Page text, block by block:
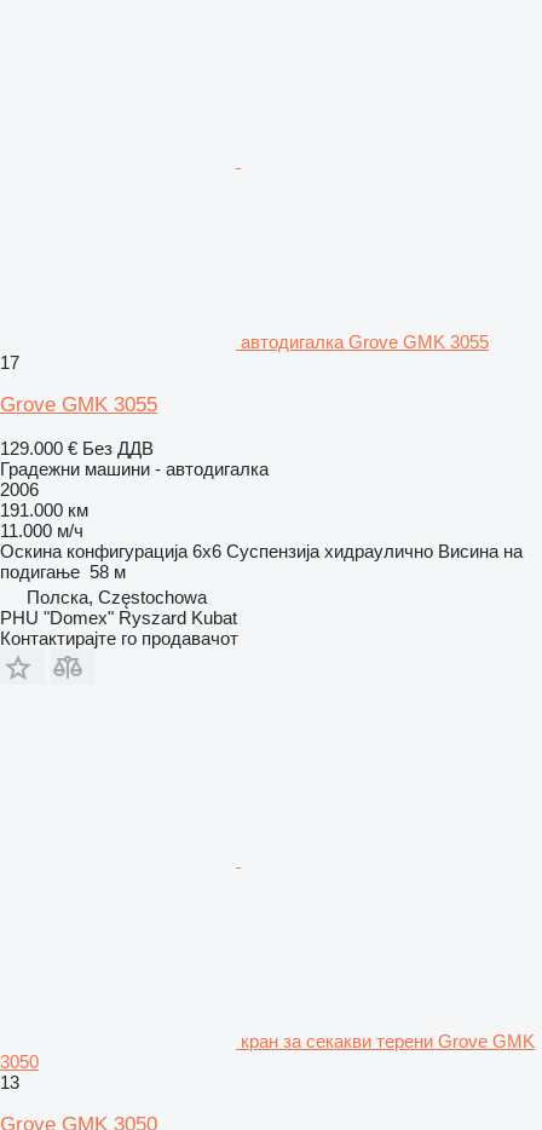
автодигалка Grove GMK 3055
17
Grove GMK 3055
129.000 € Без ДДВ
Градежни машини - автодигалка
2006
191.000 км
11.000 м/ч
Оскина конфигурација 6x6 Суспензија хидраулично Висина на
подигање 58 м
Полска, Częstochowa
PHU "Domex" Ryszard Kubat
Контактирајте го продавачот
кран за секакви терени Grove GMK
3050
13
Grove GMK 3050